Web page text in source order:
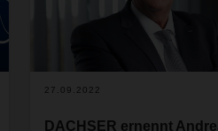
27.09.2022
DACHSER ernennt